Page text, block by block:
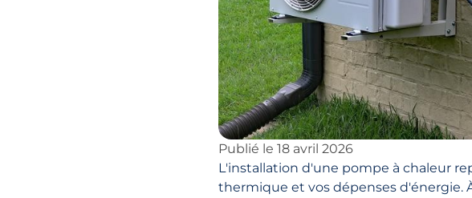
Publié le 18 avril 2026
L'installation d'une pompe à chaleur
thermique et vos dépenses d'énergie.